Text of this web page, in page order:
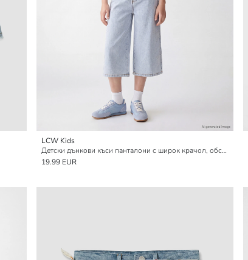
LCW Kids
Детски дънкови къси панталони с широк крачол, обсипани с кристали
19.99 EUR